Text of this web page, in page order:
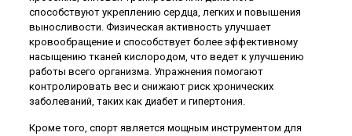
способствуют укреплению сердца, легких и повышения
выносливости. Физическая активность улучшает
кровообращение и способствует более эффективному
насыщению тканей кислородом, что ведет к улучшению
работы всего организма. Упражнения помогают
контролировать вес и снижают риск хронических
заболеваний, таких как диабет и гипертония.
Кроме того, спорт является мощным инструментом для